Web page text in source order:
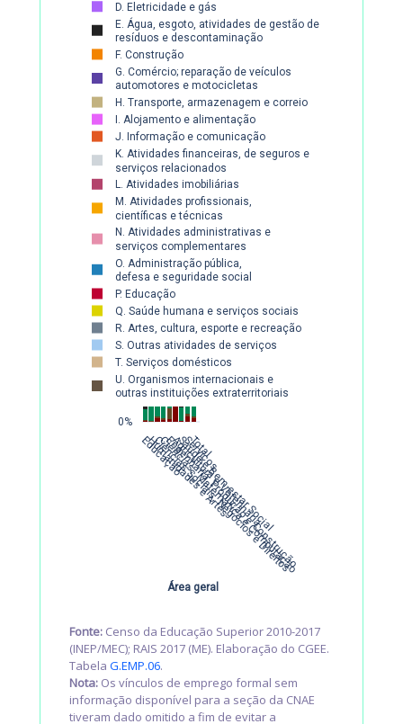
Educação
Humanidades e Artes
Ciências Sociais, Negócios e Direitos
Ciências,  Matemática e Computação
Engenharia, Produção e Construção
Agricultura e Veterinária
Saúde e Bem-estar Social
Serviços
Total
0%
10%
20%
30%
40%
50%
60%
70%
80%
D. Eletricidade e gás
E. Água, esgoto, atividades de gestão de
resíduos e descontaminação
F. Construção
G. Comércio; reparação de veículos
automotores e motocicletas
H. Transporte, armazenagem e correio
I. Alojamento e alimentação
J. Informação e comunicação
K. Atividades financeiras, de seguros e
serviços relacionados
L. Atividades imobiliárias
M. Atividades profissionais,
científicas e técnicas
N. Atividades administrativas e
serviços complementares
O. Administração pública,
defesa e seguridade social
P. Educação
Q. Saúde humana e serviços sociais
R. Artes, cultura, esporte e recreação
S. Outras atividades de serviços
T. Serviços domésticos
U. Organismos internacionais e
outras instituições extraterritoriais
Área geral
Fonte: Censo da Educação Superior 2010-2017
(INEP/MEC); RAIS 2017 (ME). Elaboração do CGEE.
Tabela G.EMP.06.
Nota: Os vínculos de emprego formal sem
informação disponível para a seção da CNAE
tiveram dado omitido a fim de evitar a